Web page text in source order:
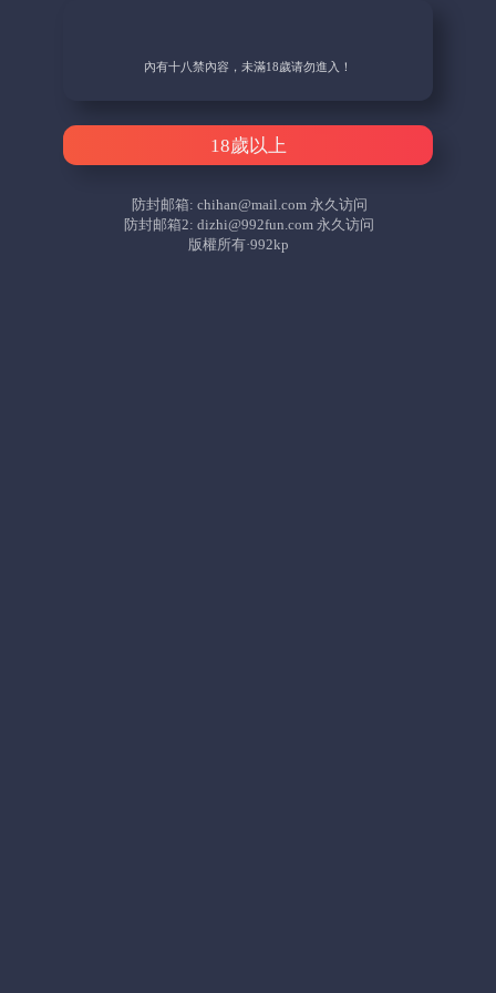
內有十八禁內容，未滿18歲请勿進入！
18歲以上
防封邮箱: chihan@mail.com永久访问
防封邮箱2:dizhi@992fun.com 永久访问
版權所有·992kp